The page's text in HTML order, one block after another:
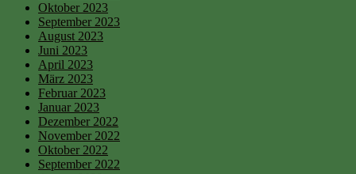
Oktober 2023
September 2023
August 2023
Juni 2023
April 2023
März 2023
Februar 2023
Januar 2023
Dezember 2022
November 2022
Oktober 2022
September 2022